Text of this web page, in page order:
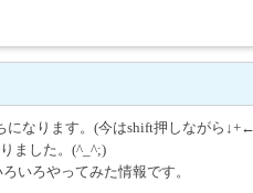
になります。(今はshift押しながら
ました。(^_^;)
いろやってみた情報です。